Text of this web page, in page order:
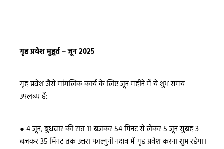
गृह प्रवेश मुहूर्त – जून 2025
गृह प्रवेश जैसे मांगलिक कार्य के लिए जून महीने में ये शुभ समय
उपलब्ध हैं:
● 4 जून, बुधवार की रात 11 बजकर 54 मिनट से लेकर 5 जून सुबह 3
बजकर 35 मिनट तक उत्तरा फाल्गुनी नक्षत्र में गृह प्रवेश करना शुभ रहेगा।